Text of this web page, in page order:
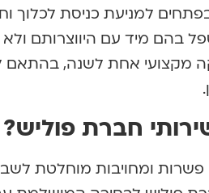
למניעת כניסת לכלוך
בהם מיד עם היווצרותם
מקצועי אחת לשנה, בהתאם
חברת פוליש?
פשרות ומחויבות מוחלטת